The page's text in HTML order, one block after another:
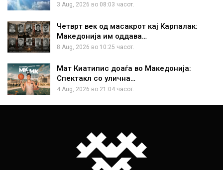
3 Aug, 2026 во 08:03 часот.
Четврт век од масакрот кај Карпалак:
Македонија им оддава…
8 Aug, 2026 во 10:25 часот.
Мат Киатипис доаѓа во Македонија:
Спектакл со улична…
4 Aug, 2026 во 21:04 часот.